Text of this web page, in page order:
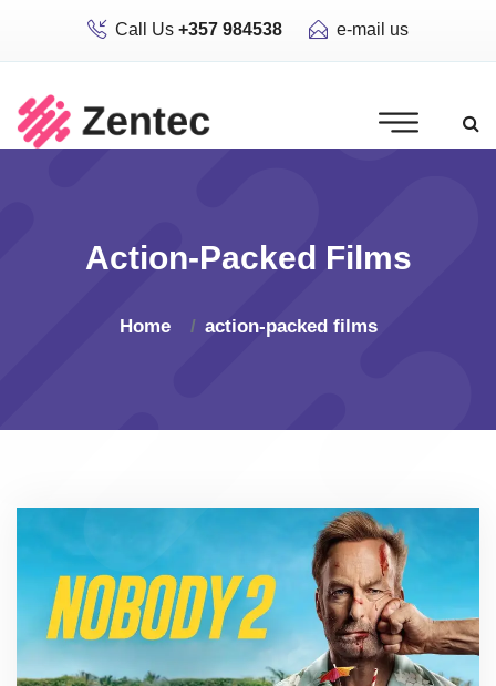
Call Us +357 984538 e-mail us
Action-Packed Films
Home action-packed films